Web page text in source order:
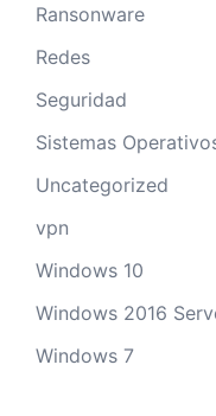
Ransonware
Redes
Seguridad
Sistemas
Uncategorized
vpn
Windows 10
Windows 2016
Windows 7